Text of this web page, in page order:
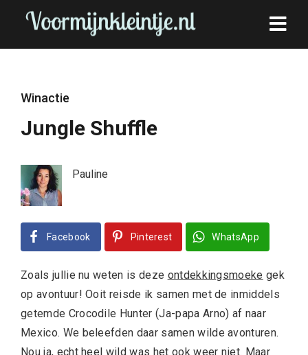
Winactie
Jungle Shuffle
Pauline
Facebook Pinterest WhatsApp
Zoals jullie nu weten is deze ontdekkingsmoeke gek
op avontuur! Ooit reisde ik samen met de inmiddels
getemde Crocodile Hunter (Ja-papa Arno) af naar
Mexico. We beleefden daar samen wilde avonturen.
Nou ja, echt heel wild was het ook weer niet. Maar